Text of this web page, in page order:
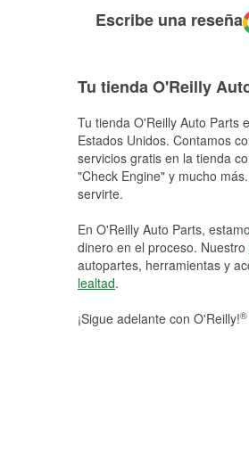
Escribe una reseña
Tu tienda O'Reilly
Tu tienda O'Reilly Auto Parts
Estados Unidos. Contamos
servicios gratis en la tienda
"Check Engine" y mucho
servirte.
En O'Reilly Auto Parts,
dinero en el proceso. Nuestro
autopartes, herramientas y
lealtad.
¡Sigue adelante con O'Reilly!®